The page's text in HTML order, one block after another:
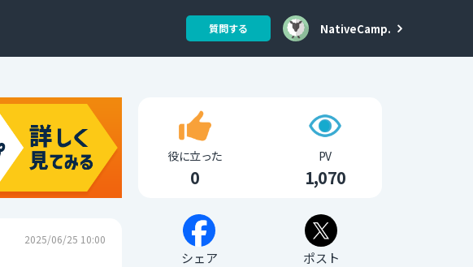
質問する NativeCamp.
2025/06/25 10:00
役に立った
0
PV
1,070
シェア ポスト